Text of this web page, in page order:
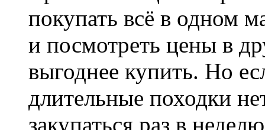
покупать всё в одном
и посмотреть цены в
выгоднее купить. Но
длительные походки
закупаться раз в